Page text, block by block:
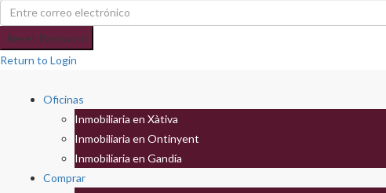
Reset Password
Return to Login
Oficinas
Inmobiliaria en Xàtiva
Inmobiliaria en Ontinyent
Inmobiliaria en Gandía
Comprar